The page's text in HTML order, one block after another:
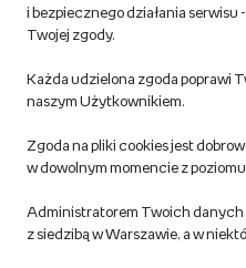
Polityka prywatności empik.com
produktów niebezpiecznych
Dostosuj zgody
Polityka prywatności empik
i bezpiecznego działania serwisu
Twojej zgody.
Każda udzielona zgoda poprawi
naszym Użytkownikiem.
Zgoda na pliki cookies jest
w dowolnym momencie z poziomu
Administratorem Twoich danych
z siedzibą w Warszawie, a w